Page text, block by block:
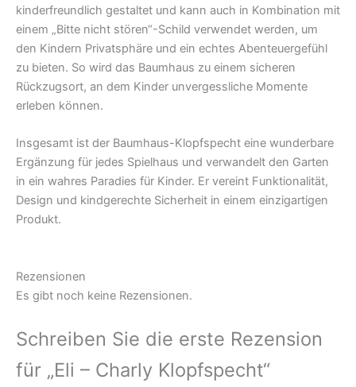
kinderfreundlich gestaltet und kann auch in Kombination mit
einem „Bitte nicht stören“-Schild verwendet werden, um
den Kindern Privatsphäre und ein echtes Abenteuergefühl
zu bieten. So wird das Baumhaus zu einem sicheren
Rückzugsort, an dem Kinder unvergessliche Momente
erleben können.
Insgesamt ist der Baumhaus-Klopfspecht eine wunderbare
Ergänzung für jedes Spielhaus und verwandelt den Garten
in ein wahres Paradies für Kinder. Er vereint Funktionalität,
Design und kindgerechte Sicherheit in einem einzigartigen
Produkt.
Rezensionen
Es gibt noch keine Rezensionen.
Schreiben Sie die erste Rezension
für „Eli – Charly Klopfspecht“